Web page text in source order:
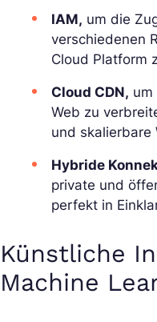
IAM, um die
verschiedenen
Cloud Platform
Cloud CDN, um
Web zu
und skalierbare
Hybride
private und
perfekt in
Künstliche
Machine